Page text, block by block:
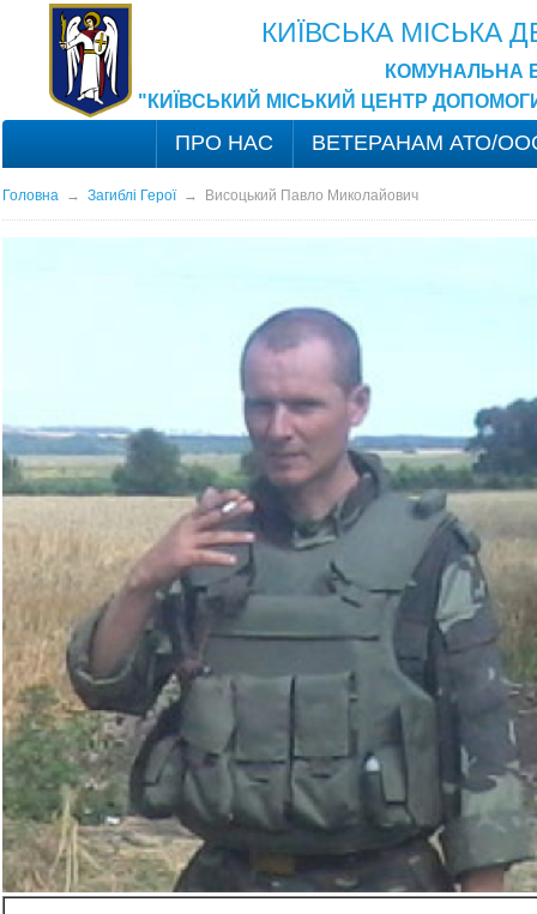
КИЇВСЬКА МІСЬКА
КОМУНАЛЬНА
"КИЇВСЬКИЙ МІСЬКИЙ ЦЕНТР
ПРО НАС ВЕТЕРАНАМ АТО/
Головна→ Загиблі Герої→ Висоцький Павло Миколайович